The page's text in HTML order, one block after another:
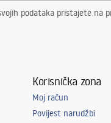
podataka pristajete na
Korisnička zona
Moj račun
Povijest narudžbi